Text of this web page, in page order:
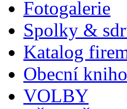
Fotogalerie
Spolky &
Katalog
Obecní
VOLBY